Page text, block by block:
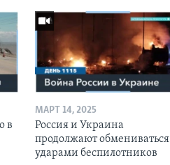
в
МАРТ 14, 2025
Россия и Украина
продолжают обмениваться
ударами беспилотников